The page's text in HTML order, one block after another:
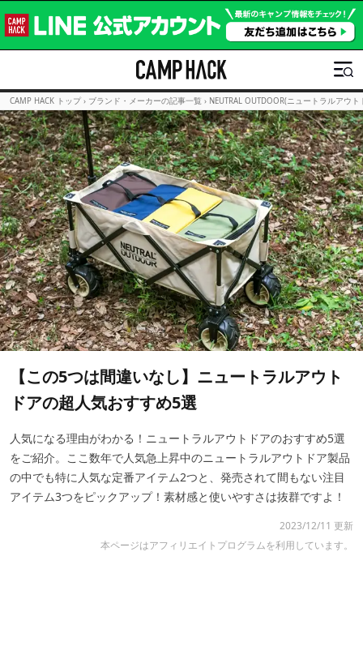
CAMP HACK トップ › ブランド・メーカーの記事一覧 › NEUTRAL OUTDOOR(ニュートラルアウ
【この5つは間違いなし】ニュートラルアウト
ドアの超人気おすすめ5選
人気になる理由がわかる！ニュートラルアウトドアのおすすめ5選
をご紹介。ここ数年で人気急上昇中のニュートラルアウトドア製品
の中でも特に人気な定番アイテム2つと、発売されて間もない注目
アイテム3つをピックアップ！素材感と使いやすさは抜群ですよ！
2023/12/11 更新
本ページはアフィリエイトプログラムを利用しています。